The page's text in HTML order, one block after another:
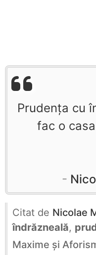
Prudența cu
fac o
Citat de Nicolae
îndrăzneală,
Maxime și